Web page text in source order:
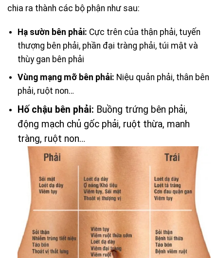
chia ra thành các bộ phận như sau:
Hạ sườn bên phải: Cực trên của thận phải, tuyến
thượng bên phải, phần đại tràng phải, túi mật và
thùy gan bên phải
Vùng mạng mỡ bên phải: Niệu quản phải, thân bên
phải, ruột non…
Hố chậu bên phải: Buồng trứng bên phải,
động mạch chủ gốc phải, ruột thừa, manh
tràng, ruột non…